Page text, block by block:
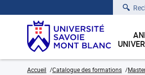
Accueil Catalogue des formations